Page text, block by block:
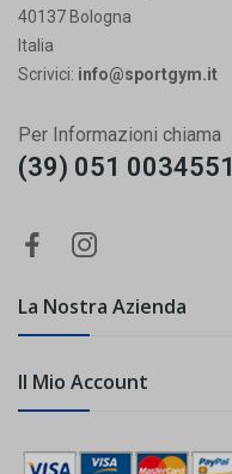
40137 Bologna
Italia
Scrivici: info@sportgym.it
Per Informazioni chiama
(39) 051 0034551
La Nostra Azienda
Il Mio Account